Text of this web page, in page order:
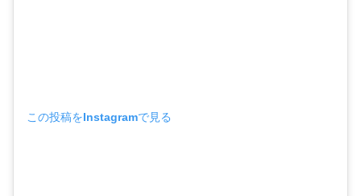
この投稿をInstagramで見る